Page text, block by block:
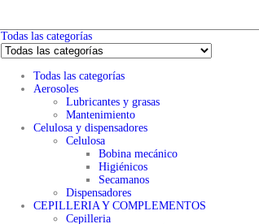
Todas las categorías
Todas las categorías
Aerosoles
Lubricantes y grasas
Mantenimiento
Celulosa y dispensadores
Celulosa
Bobina mecánico
Higiénicos
Secamanos
Dispensadores
CEPILLERIA Y COMPLEMENTOS
Cepilleria